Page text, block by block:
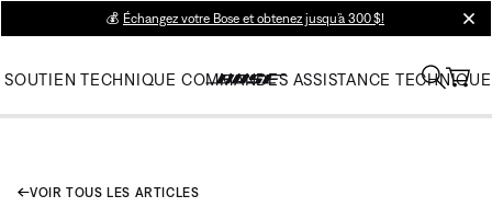
💰 Échangez votre Bose et obtenez jusqu’à 300 $!
SOUTIEN TECHNIQUE COMMANDES ASSISTANCE TECHNIQUE
VOIR TOUS LES ARTICLES